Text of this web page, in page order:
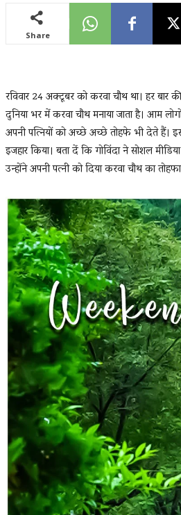
News
LIVE
Share
रविवार 24 अक्टूबर को करवा चौथ था। हर बार
दुनिया भर में करवा चौथ मनाया जाता है। आम
अपनी पत्नियों को अच्छे अच्छे तोहफे भी देते हैं।
इजहार किया। बता दें कि गोविंदा ने सोशल
उन्होंने अपनी पत्नी को दिया करवा चौथ का